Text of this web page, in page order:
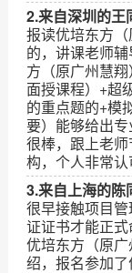
2.来自深圳的王
报读优培东方
的，讲课老师
方（原广州慧
面授课程）+超
的重点题的+模
要）能够给出
很棒，跟上老
构，个人非常认
3.来自上海的陈
很早接触项目
证证书才能正
优培东方（原
绍，报名参加了